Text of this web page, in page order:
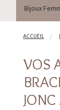
Bijoux
ACCUEIL
VOS